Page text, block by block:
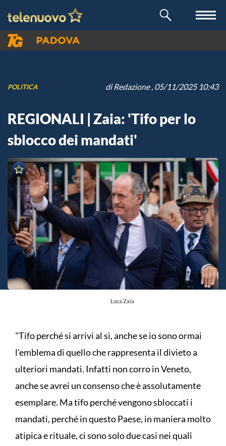
POLITICA diRedazione, 05/11/2025 10:43
REGIONALI | Zaia: 'Tifo per lo
sblocco dei mandati'
Luca Zaia
"Tifo perché si arrivi al sì, anche se io sono ormai
l'emblema di quello che rappresenta il divieto a
ulteriori mandati. Infatti non corro in Veneto,
anche se avrei un consenso che è assolutamente
esemplare. Ma tifo perché vengono sbloccati i
mandati, perché in questo Paese, in maniera molto
atipica e rituale, ci sono solo due casi nei quali